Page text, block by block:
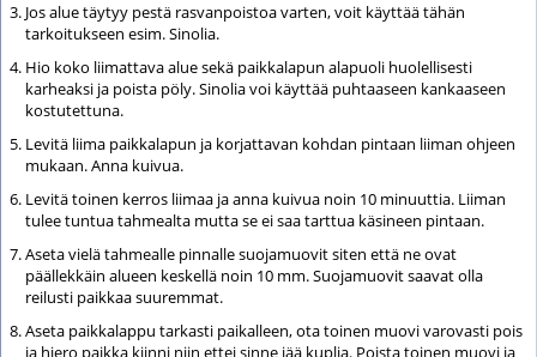
Jos alue täytyy pestä rasvanpoistoa varten, voit käyttää tähän
tarkoitukseen esim. Sinolia.
Hio koko liimattava alue sekä paikkalapun alapuoli huolellisesti
karheaksi ja poista pöly. Sinolia voi käyttää puhtaaseen kankaaseen
kostutettuna.
Levitä liima paikkalapun ja korjattavan kohdan pintaan liiman ohjeen
mukaan. Anna kuivua.
Levitä toinen kerros liimaa ja anna kuivua noin 10 minuuttia. Liiman
tulee tuntua tahmealta mutta se ei saa tarttua käsineen pintaan.
Aseta vielä tahmealle pinnalle suojamuovit siten että ne ovat
päällekkäin alueen keskellä noin 10 mm. Suojamuovit saavat olla
reilusti paikkaa suuremmat.
Aseta paikkalappu tarkasti paikalleen, ota toinen muovi varovasti pois
ja hiero paikka kiinni niin ettei sinne jää kuplia. Poista toinen muovi ja